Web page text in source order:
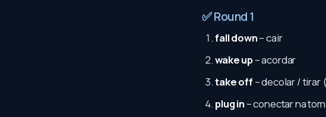
✅ Round 1
fall down– cair
wake up– acordar
take off – decolar / tirar
plug in– conectar na